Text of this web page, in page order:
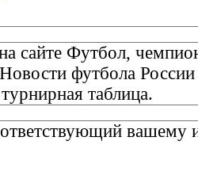
сайте Футбол,
футбола
таблица.
вашему